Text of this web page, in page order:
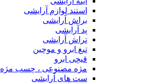
استند لوازم آرایشی
براش آرایشی
پد آرایشی
تراش آرایشی
تیغ ابرو و موچین
قیچی ابرو
مژه مصنوعی ، چسب مژه
ست های آرایشی